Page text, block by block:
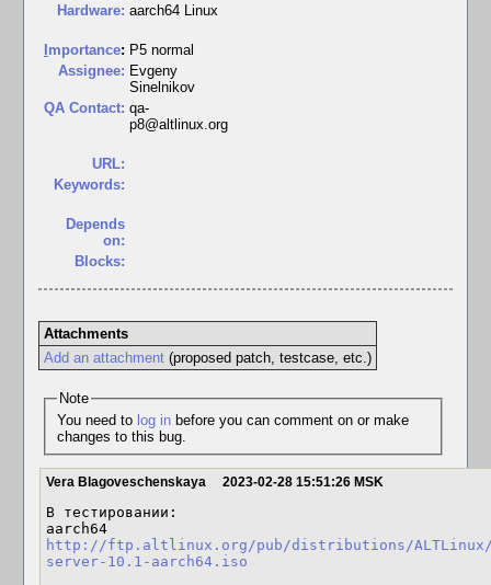
Hardware: aarch64 Linux
mportance: P5 normal
Assignee: Evgeny
Sinelnikov
QA Contact: qa-
p8@altlinux.org
URL:
Keywords:
Depends
on:
Blocks:
Attachments
Add an attachment(proposed patch, testcase, etc.)
Note
You need to log inbefore you can comment on or make
changes to this bug.
Vera Blagoveschenskaya 2023-02-28 15:51:26 MSK
В тестировании:
http://ftp.altlinux.org/pub/distributions/ALTLinux/
server-10.1-aarch64.iso